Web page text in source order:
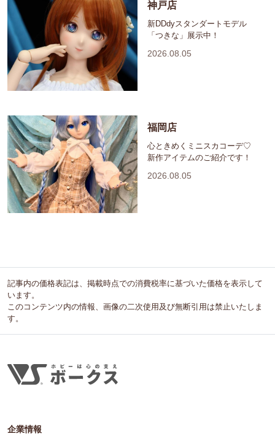
神戸店
新DDdyスタンダートモデル
「つきな」展示中！
2026.08.05
福岡店
心ときめくミニスカコーデ♡
新作アイテムのご紹介です！
2026.08.05
記事内の価格表記は、掲載時点での消費税率に基づいた価格を表示して
います。
このコンテンツ内の情報、画像の二次使用及び無断引用は禁止いたしま
す。
企業情報